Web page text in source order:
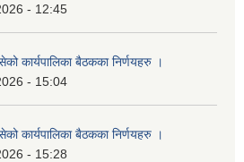
- 12:45
कार्यपालिका बैठकका निर्णयहरु ।
- 15:04
कार्यपालिका बैठकका निर्णयहरु ।
- 15:28